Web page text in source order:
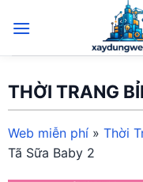
qua
THỜI TRANG
Web miễn phí » Thời
Tã Sữa Baby 2